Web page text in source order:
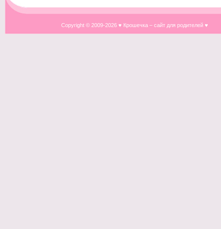
Copyright © 2009-2026 ♥ Крошечка – сайт для родителей ♥